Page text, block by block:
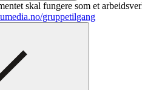
skal fungere som et
gruppetilgang